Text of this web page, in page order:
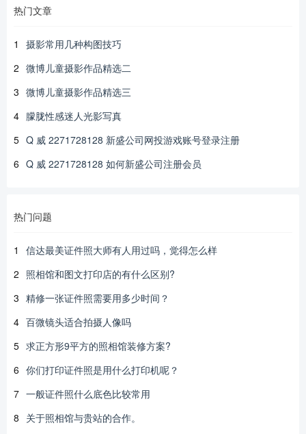
热门文章
1
摄影常用几种构图技巧
2 微博儿童摄影作品精选二
3 微博儿童摄影作品精选三
4 朦胧性感迷人光影写真
5 Q 威 2271728128 新盛公司网投游戏账号登录注册
6 Q 威 2271728128 如何新盛公司注册会员
热门问题
1
信达最美证件照大师有人用过吗，觉得怎么样
2 照相馆和图文打印店的有什么区别?
3 精修一张证件照需要用多少时间？
4 百微镜头适合拍摄人像吗
5 求正方形9平方的照相馆装修方案?
6 你们打印证件照是用什么打印机呢？
7 一般证件照什么底色比较常用
8 关于照相馆与贵站的合作。